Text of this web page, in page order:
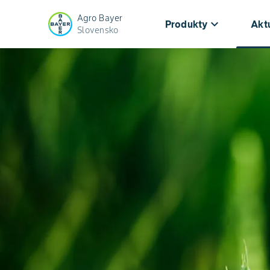
Agro Bayer
Slovensko
Produkty keyboard_arrow_down